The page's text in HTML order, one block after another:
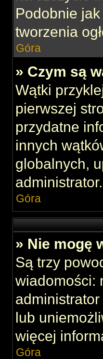
Podobnie
tworzenia
Góra
» Czym są
Wątki
pierwszej
przydatne
innych
globalnych,
administrator.
Góra
» Nie mogę
Są trzy
wiadomości:
administrator
lub
więcej
Góra